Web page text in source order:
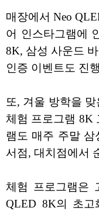
매장에서 Neo
어 인스타그램에
8K, 삼성 사운드
인증 이벤트도 진
또, 겨울 방학을
체험 프로그램 8K
램도 매주 주말
서점, 대치점에서
체험 프로그램은
QLED 8K의 초고